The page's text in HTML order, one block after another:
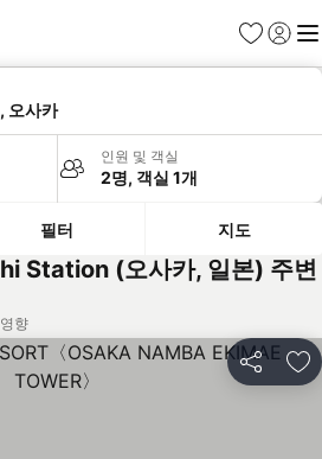
즐겨찾기
로그인
메
오사카
인원 및 객실
2명, 객실 1개
필터 지도
Station (오사카, 일본) 주변
향
공유 즐